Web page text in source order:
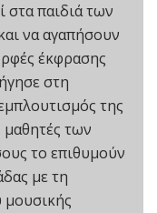
στα παιδιά των
να αγαπήσουν
έκφρασης
στη
της
των
το επιθυμούν
με τη
μουσικής